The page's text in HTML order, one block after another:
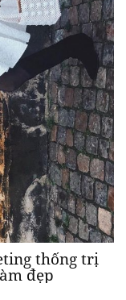
thống trị
đẹp